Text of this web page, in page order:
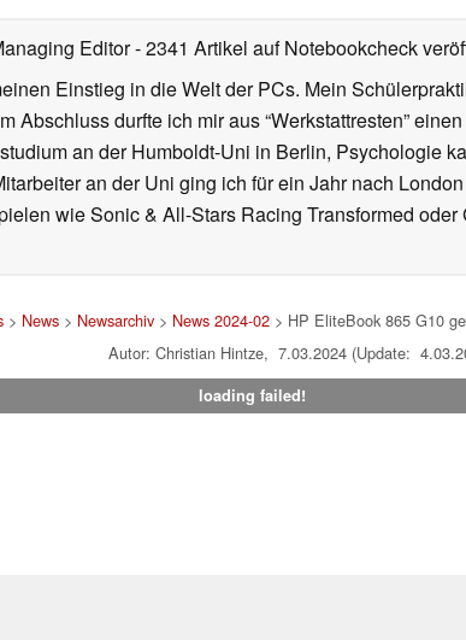
Editor- 2341 Artikel auf Notebookcheck
Einstieg in die Welt der PCs. Mein
Abschluss durfte ich mir aus “Werkstattresten”
an der Humboldt-Uni in Berlin, Psychologie
an der Uni ging ich für ein Jahr nach
wie Sonic & All-Stars Racing Transformed
> News> Newsarchiv> News 2024-02> HP EliteBook 865 G10
Autor: Christian Hintze, 7.03.2024 (Update:
loading failed!